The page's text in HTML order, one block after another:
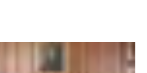
per amore anche quando non è la
È ciò che ci collega all’Uno Infinito.